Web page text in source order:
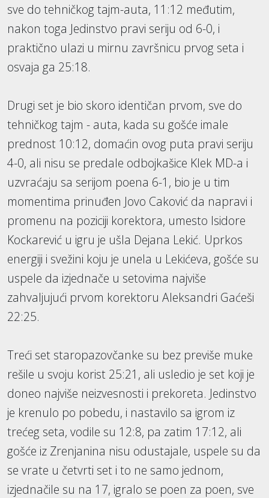
sve do tehničkog tajm-auta, 11:12 međutim,
nakon toga Jedinstvo pravi seriju od 6-0, i
praktično ulazi u mirnu završnicu prvog seta i
osvaja ga 25:18.
Drugi set je bio skoro identičan prvom, sve do
tehničkog tajm - auta, kada su gošće imale
prednost 10:12, domaćin ovog puta pravi seriju
4-0, ali nisu se predale odbojkašice Klek MD-a i
uzvraćaju sa serijom poena 6-1, bio je u tim
momentima prinuđen Jovo Caković da napravi i
promenu na poziciji korektora, umesto Isidore
Kockarević u igru je ušla Dejana Lekić. Uprkos
energiji i svežini koju je unela u Lekićeva, gošće su
uspele da izjednače u setovima najviše
zahvaljujući prvom korektoru Aleksandri Gaćeši
22:25.
Treći set staropazovčanke su bez previše muke
rešile u svoju korist 25:21, ali usledio je set koji je
doneo najviše neizvesnosti i prekoreta. Jedinstvo
je krenulo po pobedu, i nastavilo sa igrom iz
trećeg seta, vodile su 12:8, pa zatim 17:12, ali
gošće iz Zrenjanina nisu odustajale, uspele su da
se vrate u četvrti set i to ne samo jednom,
izjednačile su na 17, igralo se poen za poen, sve